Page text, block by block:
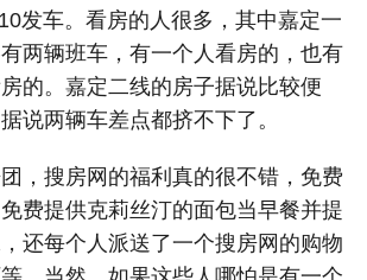
发车。看房的人很多，其中嘉定一
两辆班车，有一个人看房的，也有
的。嘉定二线的房子据说比较便
说两辆车差点都挤不下了。
，搜房网的福利真的很不错，免费
费提供克莉丝汀的面包当早餐并提
还每个人派送了一个搜房网的购物